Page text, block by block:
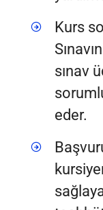
Kurs
sınav
eder.